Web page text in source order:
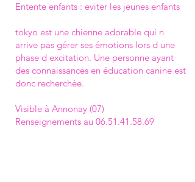
Entente enfants : eviter les jeunes enfants
tokyo est une chienne adorable qui n
arrive pas gérer ses émotions lors d une
phase d excitation. Une personne ayant
des connaissances en éducation canine est
donc recherchée.
Visible à Annonay (07)
Renseignements au 06.51.41.58.69